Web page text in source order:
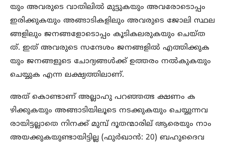
യും അവരുടെ വാതിലിൽ മുട്ടുകയും അവരോടൊപ്പം
ഇരിക്കുകയും അങ്ങാടികളിലും അവരുടെ ജോലി സ്ഥല
ങ്ങളിലും ജനങ്ങളോടൊപ്പം കൂടികലരുകയും ചെയ്ത
ത്. ഇത് അവരുടെ സന്ദേശം ജനങ്ങളിൽ എത്തിക്കുക
യും ജനങ്ങളുടെ ചോദ്യങ്ങൾക്ക് ഉത്തരം നൽകുകയും
ചെയ്യുക എന്ന ലക്ഷ്യത്തിലാണ്.
അത് കൊണ്ടാണ് അല്ലാഹു പറഞ്ഞത്ഭ ക്ഷണം ക
ഴിക്കുകയും അങ്ങാടിയിലൂടെ നടക്കുകയും ചെയ്യുന്നവ
രായിട്ടല്ലാതെ നിനക്ക് മുമ്പ് ദൂതന്മാരില് ആരെയും നാം
അയക്കുകയുണ്ടായിട്ടില്ല (ഫുർഖാൻ: 20) ബഹുദൈവ